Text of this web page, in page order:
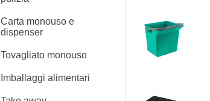
Carta monouso e
dispenser
Tovagliato monouso
Imballaggi alimentari